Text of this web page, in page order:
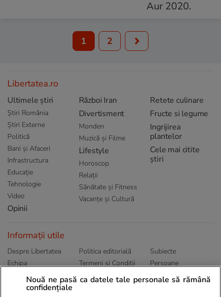
1 2
Libertatea.ro
Ultimele știri
Știri România
Știri Externe
Politică
Bani și Afaceri
Infrastructura
Educație
Tehnologie
Video
Opinii
Război Iran
Divertisment
Monden
Muzică și Filme
Lifestyle
Horoscop
Relații
Sănătate și Fitness
Vacanțe și Cultură
Retete culinare
Fructe si legume
Ingrijirea
plantelor
Cele mai citite
știri
Informații utile
Despre Libertatea
Echipa
Publicitate
Politica de
Politica editorială
Termeni și Conditii
Abonamente
Subiecte
Persoane
Sitemap
Nouă ne pasă ca datele tale personale să rămână
confidențiale